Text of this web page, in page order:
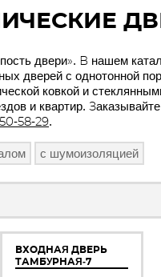
двери». В нашем
дверей с однотонной
ковкой и
и квартир.
58-29.
с шумоизоляцией
ВХОДНАЯ ДВЕРЬ
ТАМБУРНАЯ-7